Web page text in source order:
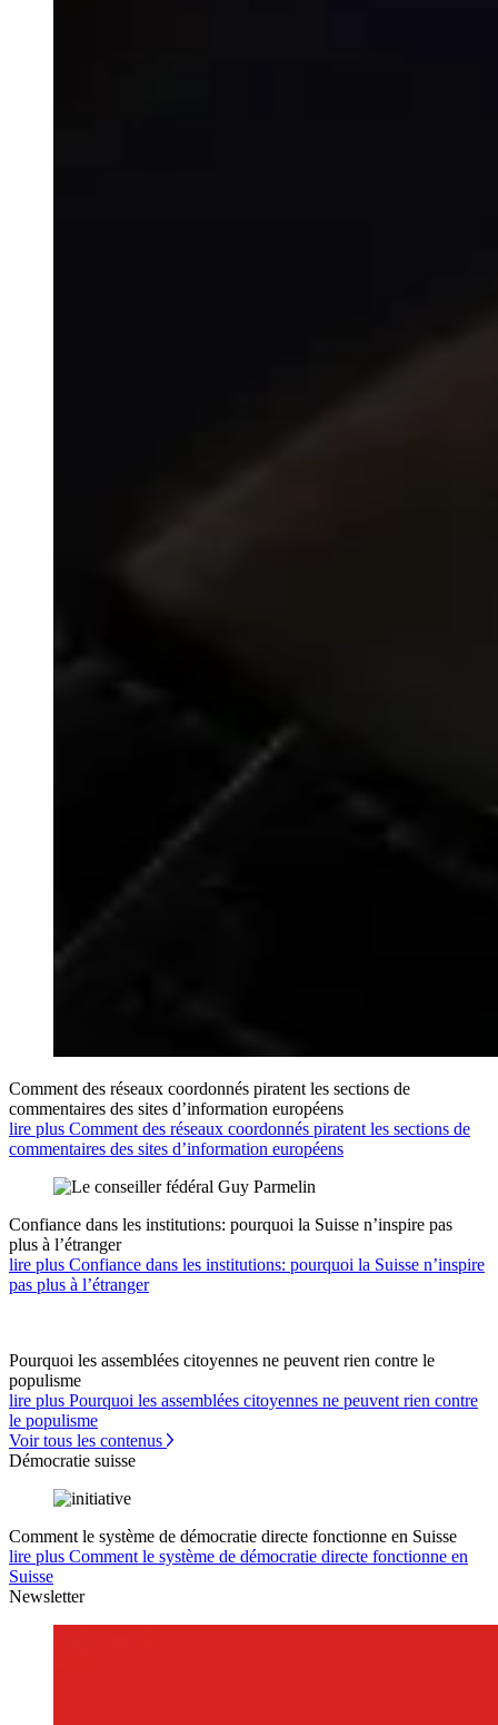
Comment des réseaux coordonnés piratent les sections de
commentaires des sites d’information européens
lire plus Comment des réseaux coordonnés piratent les sections de
commentaires des sites d’information européens
Confiance dans les institutions: pourquoi la Suisse n’inspire pas
plus à l’étranger
lire plus Confiance dans les institutions: pourquoi la Suisse n’inspire
pas plus à l’étranger
Pourquoi les assemblées citoyennes ne peuvent rien contre le
populisme
lire plus Pourquoi les assemblées citoyennes ne peuvent rien contre
le populisme
Voir tous les contenus
Démocratie suisse
Comment le système de démocratie directe fonctionne en Suisse
lire plus Comment le système de démocratie directe fonctionne en
Suisse
Newsletter